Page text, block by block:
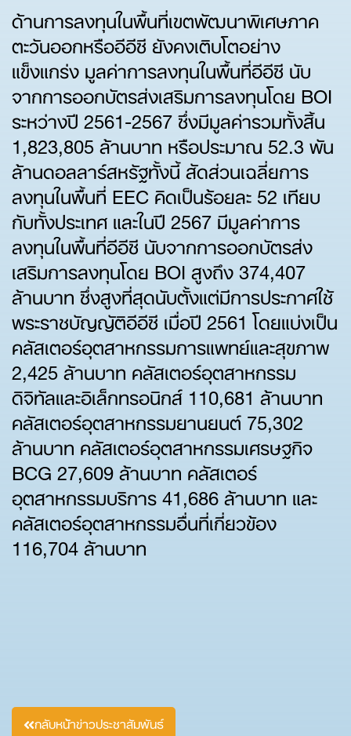
ด้านการลงทุนในพื้นที่เขตพัฒนาพิเศษภาค
ตะวันออกหรืออีอีซี ยังคงเติบโตอย่าง
แข็งแกร่ง มูลค่าการลงทุนในพื้นที่อีอีซี นับ
จากการออกบัตรส่งเสริมการลงทุนโดย BOI
ระหว่างปี 2561-2567 ซึ่งมีมูลค่ารวมทั้งสิ้น
1,823,805 ล้านบาท หรือประมาณ 52.3 พัน
ล้านดอลลาร์สหรัฐทั้งนี้ สัดส่วนเฉลี่ยการ
ลงทุนในพื้นที่ EEC คิดเป็นร้อยละ 52 เทียบ
กับทั้งประเทศ และในปี 2567 มีมูลค่าการ
ลงทุนในพื้นที่อีอีซี นับจากการออกบัตรส่ง
เสริมการลงทุนโดย BOI สูงถึง 374,407
ล้านบาท ซึ่งสูงที่สุดนับตั้งแต่มีการประกาศใช้
พระราชบัญญัติอีอีซี เมื่อปี 2561 โดยแบ่งเป็น
คลัสเตอร์อุตสาหกรรมการแพทย์และสุขภาพ
2,425 ล้านบาท คลัสเตอร์อุตสาหกรรม
ดิจิทัลและอิเล็กทรอนิกส์ 110,681 ล้านบาท
คลัสเตอร์อุตสาหกรรมยานยนต์ 75,302
ล้านบาท คลัสเตอร์อุตสาหกรรมเศรษฐกิจ
BCG 27,609 ล้านบาท คลัสเตอร์
อุตสาหกรรมบริการ 41,686 ล้านบาท และ
คลัสเตอร์อุตสาหกรรมอื่นที่เกี่ยวข้อง
116,704 ล้านบาท
กลับหน้าข่าวประชาสัมพันธ์